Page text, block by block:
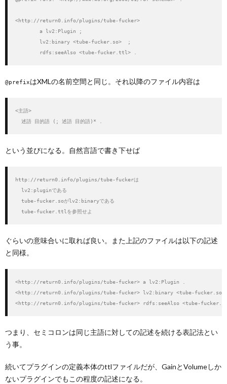
<http://return0.info/plugins/tube-fucker>
        a lv2:Plugin ;
        lv2:binary <tube-fucker.so>  ;
        rdfs:seeAlso <tube-fucker.ttl> .
@prefixはXMLの名前空間と同じ。それ以降のファイル内容は
<主語>
  述語 目的語 (; 述語 目的語)* .
という並びになる。自然言語で書き下せば
http://return0.info/plugins/tube-fuckerは
  lv2:pluginである
  tube-fucker.soがlv2:binaryである
  tube-fucker.ttlを参照せよ
ぐらいの意味合いに取れば良い。また上記のファイルは以下の記述
と同様。
<http://return0.info/plugins/tube-fucker> a lv2:Plugin .
<http://return0.info/plugins/tube-fucker> lv2:binary <tube-
<http://return0.info/plugins/tube-fucker> rdfs:seeAlso <tube-
つまり、セミコロンは同じ主語に対しての記述を続ける表記法とい
う事。
続いてプラグインの定義本体のttlファイルだが、GainとVolumeしか
ないプラグインでもこの程度の記述になる。